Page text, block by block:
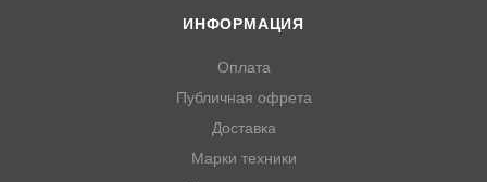
ИНФОРМАЦИЯ
Оплата
Публичная офрета
Доставка
Марки техники